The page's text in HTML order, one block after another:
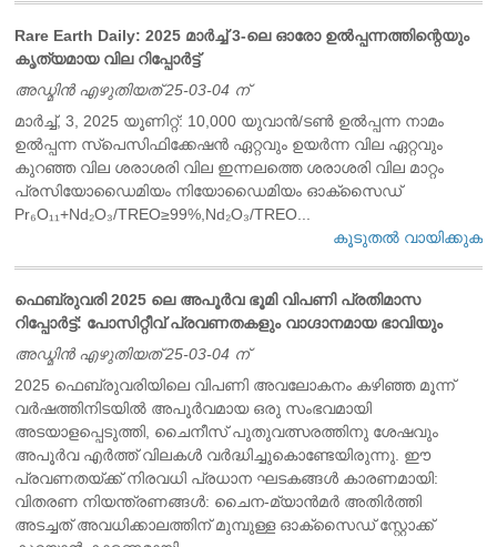
Rare Earth Daily: 2025 മാർച്ച് 3-ലെ ഓരോ ഉൽപ്പന്നത്തിന്റെയും
കൃത്യമായ വില റിപ്പോർട്ട്
അഡ്മിൻ എഴുതിയത് 25-03-04 ന്
മാർച്ച്, 3, 2025 യൂണിറ്റ്: 10,000 യുവാൻ/ടൺ ഉൽപ്പന്ന നാമം
ഉൽപ്പന്ന സ്പെസിഫിക്കേഷൻ ഏറ്റവും ഉയർന്ന വില ഏറ്റവും
കുറഞ്ഞ വില ശരാശരി വില ഇന്നലത്തെ ശരാശരി വില മാറ്റം
പ്രസിയോഡൈമിയം നിയോഡൈമിയം ഓക്സൈഡ്
Pr₆O₁₁+Nd₂O₃/TREO≥99%,Nd₂O₃/TREO...
കൂടുതൽ വായിക്കുക
ഫെബ്രുവരി 2025 ലെ അപൂർവ ഭൂമി വിപണി പ്രതിമാസ
റിപ്പോർട്ട്: പോസിറ്റീവ് പ്രവണതകളും വാഗ്ദാനമായ ഭാവിയും
അഡ്മിൻ എഴുതിയത് 25-03-04 ന്
2025 ഫെബ്രുവരിയിലെ വിപണി അവലോകനം കഴിഞ്ഞ മൂന്ന്
വർഷത്തിനിടയിൽ അപൂർവമായ ഒരു സംഭവമായി
അടയാളപ്പെടുത്തി, ചൈനീസ് പുതുവത്സരത്തിനു ശേഷവും
അപൂർവ എർത്ത് വിലകൾ വർദ്ധിച്ചുകൊണ്ടേയിരുന്നു. ഈ
പ്രവണതയ്ക്ക് നിരവധി പ്രധാന ഘടകങ്ങൾ കാരണമായി:
വിതരണ നിയന്ത്രണങ്ങൾ: ചൈന-മ്യാൻമർ അതിർത്തി
അടച്ചത് അവധിക്കാലത്തിന് മുമ്പുള്ള ഓക്സൈഡ് സ്റ്റോക്ക്